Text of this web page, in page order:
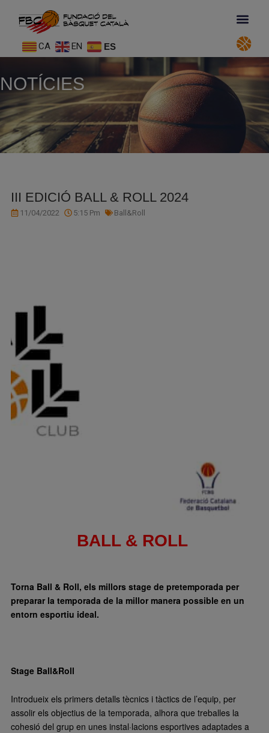
CA EN ES
NOTÍCIES
III EDICIÓ BALL & ROLL 2024
11/04/2022 5:15 Pm Ball&Roll
BALL & ROLL
Torna Ball & Roll, els millors stage de pretemporada per
preparar la temporada de la millor manera possible en un
entorn esportiu ideal.
Stage Ball&Roll
Introdueix els primers detalls tècnics i tàctics de l’equip, per
assolir els objectius de la temporada, alhora que treballes la
cohesió del grup en unes instal·lacions esportives adaptades a